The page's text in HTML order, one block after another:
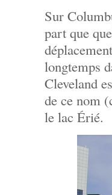
Sur
part que
longtemps
Cleveland
de ce nom
le lac Érié.